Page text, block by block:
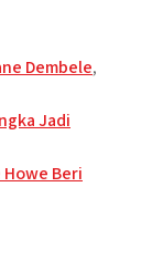
Dembele,
Jadi
Beri